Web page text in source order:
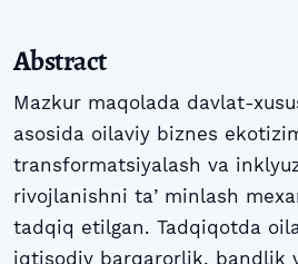
Abstract
Mazkur maqolada davlat-
asosida oilaviy biznes
transformatsiyalash va
rivojlanishni taʼminlash
tadqiq etilgan. Tadqiqotda
iqtisodiy barqarorlik, bandlik